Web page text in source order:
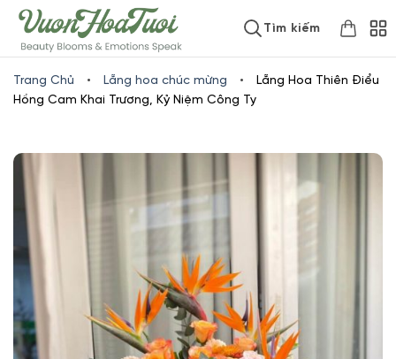
www.vuonhoatuoi.vnSkip
to
content
Tìm kiếm
Trang Chủ • Lẵng hoa chúc mừng •
Lẵng Hoa Thiên Điểu
Hồng Cam Khai Trương, Kỷ Niệm Công Ty